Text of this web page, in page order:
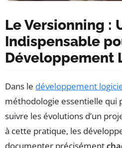
Le Versionning :
Indispensable
Développement
Dans le développement
méthodologie essentielle qui
suivre les évolutions d’un
à cette pratique, les